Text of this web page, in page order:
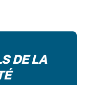
DE LA